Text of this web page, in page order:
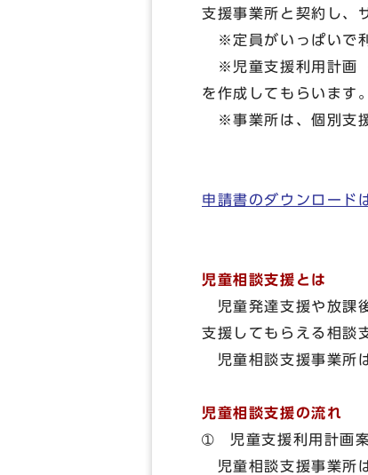
支援事業所と契約し、
※定員がいっぱいで利
※児童支援利用計画（
を作成してもらいます。
※事業所は、個別支援
申請書のダウンロード
児童相談支援とは
児童発達支援や放課
支援してもらえる相談
児童相談支援事業所
児童相談支援の流れ
➀ 児童支援利用計画
児童相談支援事業所